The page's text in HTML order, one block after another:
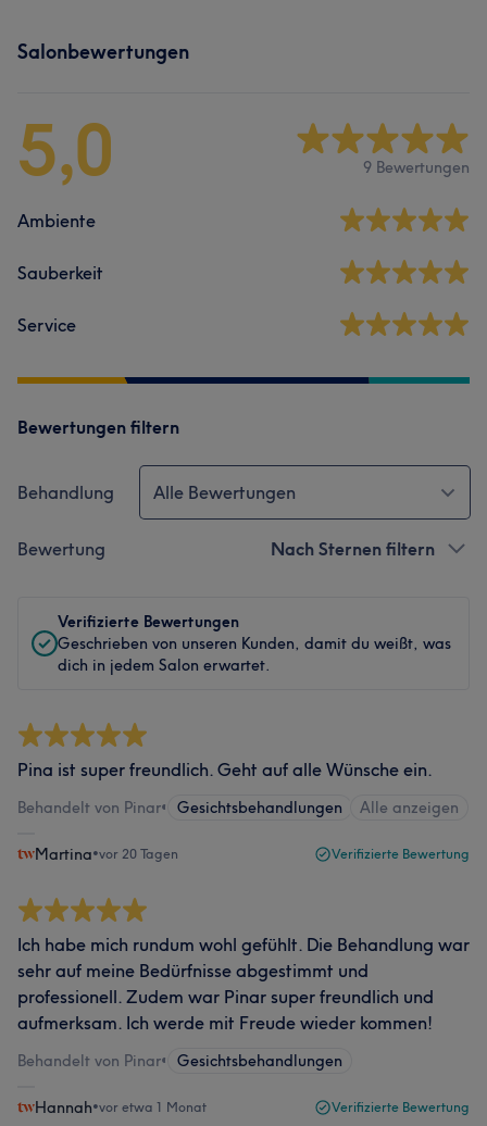
Salonbewertungen
5,0 9 Bewertungen
Ambiente
Sauberkeit
Service
Bewertungen filtern
Behandlung Alle Bewertungen
Bewertung Nach Sternen filtern
Verifizierte Bewertungen
Geschrieben von unseren Kunden, damit du weißt, was
dich in jedem Salon erwartet.
Pina ist super freundlich. Geht auf alle Wünsche ein.
Behandelt von Pinar• Gesichtsbehandlungen Alle anzeigen
Martina•vor 20 Tagen Verifizierte Bewertung
Ich habe mich rundum wohl gefühlt. Die Behandlung war
sehr auf meine Bedürfnisse abgestimmt und
professionell. Zudem war Pinar super freundlich und
aufmerksam. Ich werde mit Freude wieder kommen!
Behandelt von Pinar• Gesichtsbehandlungen
Hannah•vor etwa 1 Monat Verifizierte Bewertung